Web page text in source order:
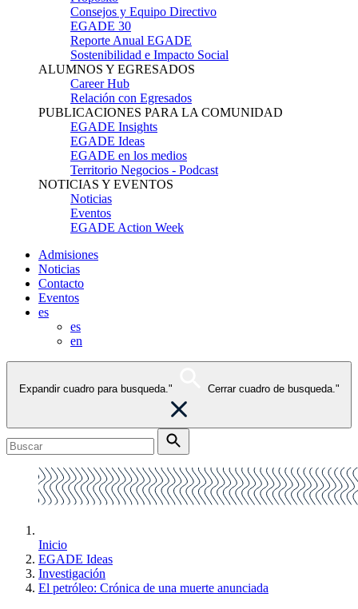
Consejos y Equipo Directivo
EGADE 30
Reporte Anual EGADE
Sostenibilidad e Impacto Social
ALUMNOS Y EGRESADOS
Career Hub
Relación con Egresados
PUBLICACIONES PARA LA COMUNIDAD
EGADE Insights
EGADE Ideas
EGADE en los medios
Territorio Negocios - Podcast
NOTICIAS Y EVENTOS
Noticias
Eventos
EGADE Action Week
Admisiones
Noticias
Contacto
Eventos
es
es
en
Expandir cuadro para busqueda." Cerrar cuadro de busqueda."
Inicio
EGADE Ideas
Investigación
El petróleo: Crónica de una muerte anunciada